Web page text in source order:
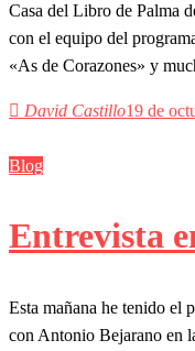
Casa del Libro de Palma
con el equipo del
«As de Corazones» y
David Castillo19 de
Blog
Entrevista
Esta mañana he tenido el
con Antonio Bejarano en